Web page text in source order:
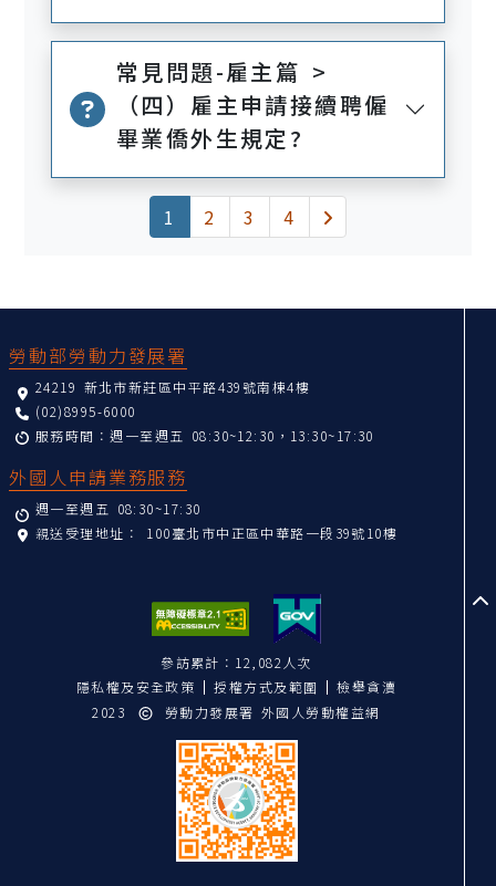
常見問題-雇主篇 >
（四）雇主申請接續聘僱
畢業僑外生規定?
1 (current)
2 3 4 下一頁
勞動部勞動力發展署
24219 新北市新莊區中平路439號南棟4樓
(02)8995-6000
服務時間：週一至週五 08:30~12:30，13:30~17:30
外國人申請業務服務
週一至週五 08:30~17:30
親送受理地址： 100臺北市中正區中華路一段39號10樓
參訪累計：12,082人次
隱私權及安全政策
授權方式及範圍
檢舉貪瀆
2023
勞動力發展署 外國人勞動權益網
至